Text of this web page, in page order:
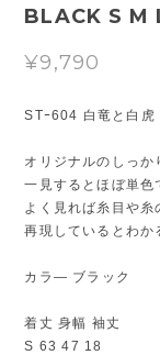
BLACK S M
¥9,790
STｰ604 白竜と白
オリジナルのしっか
一見するとほぼ単色
よく見れば糸目や糸
再現しているとわか
カラ― ブラック
着丈 身幅 袖丈
S 63 47 18